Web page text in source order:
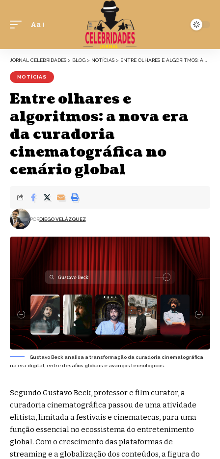
Aa
JORNAL CELEBRIDADES > BLOG > NOTÍCIAS > ENTRE OLHARES E ALGORITMOS: A NOVA ERA DA CURADORIA CINEMATOGRÁFICA NO CENÁRIO GLOBAL
NOTÍCIAS
Entre olhares e
algoritmos: a nova era
da curadoria
cinematográfica no
cenário global
PORDIEGO VELÁZQUEZ
Gustavo Beck analisa a transformação da curadoria cinematográfica
na era digital, entre desafios globais e avanços tecnológicos.
Segundo Gustavo Beck, professor e film curator, a
curadoria cinematográfica passou de uma atividade
elitista, limitada a festivais e cinematecas, para uma
função essencial no ecossistema do entretenimento
global. Com o crescimento das plataformas de
streaming e a globalização dos conteúdos, a figura do